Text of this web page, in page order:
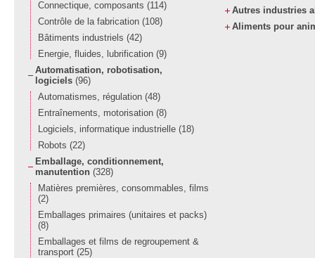
Connectique, composants (114)
Contrôle de la fabrication (108)
Bâtiments industriels (42)
Energie, fluides, lubrification (9)
Automatisation, robotisation,
logiciels (96)
Automatismes, régulation (48)
Entraînements, motorisation (8)
Logiciels, informatique industrielle (18)
Robots (22)
Emballage, conditionnement,
manutention (328)
Matières premières, consommables, films
(2)
Emballages primaires (unitaires et packs)
(8)
Emballages et films de regroupement &
transport (25)
Autres industries
Aliments pour